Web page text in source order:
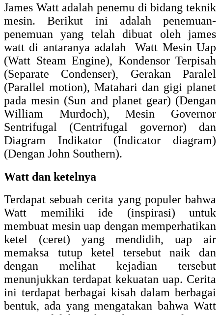
James Watt adalah penemu di bidang teknik
mesin. Berikut ini adalah penemuan-
penemuan yang telah dibuat oleh james
watt di antaranya adalah Watt Mesin Uap
(Watt Steam Engine), Kondensor Terpisah
(Separate Condenser), Gerakan Paralel
(Parallel motion), Matahari dan gigi planet
pada mesin (Sun and planet gear) (Dengan
William Murdoch), Mesin Governor
Sentrifugal (Centrifugal governor) dan
Diagram Indikator (Indicator diagram)
(Dengan John Southern).
Watt dan ketelnya
Terdapat sebuah cerita yang populer bahwa
Watt memiliki ide (inspirasi) untuk
membuat mesin uap dengan memperhatikan
ketel (ceret) yang mendidih, uap air
memaksa tutup ketel tersebut naik dan
dengan melihat kejadian tersebut
menunjukkan terdapat kekuatan uap. Cerita
ini terdapat berbagai kisah dalam berbagai
bentuk, ada yang mengatakan bahwa Watt